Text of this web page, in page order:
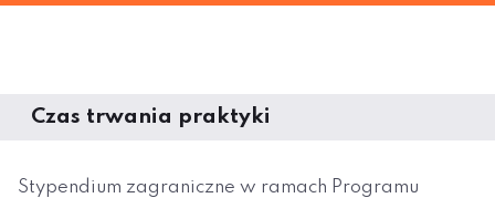
Czas trwania praktyki
Stypendium zagraniczne w ramach Programu